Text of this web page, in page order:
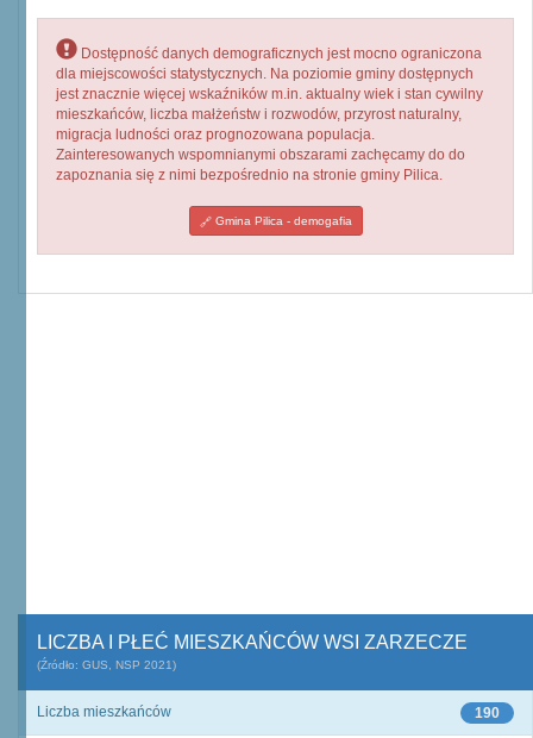
Dostępność danych demograficznych jest mocno ograniczona
dla miejscowości statystycznych. Na poziomie gminy dostępnych
jest znacznie więcej wskaźników m.in. aktualny wiek i stan cywilny
mieszkańców, liczba małżeństw i rozwodów, przyrost naturalny,
migracja ludności oraz prognozowana populacja.
Zainteresowanych wspomnianymi obszarami zachęcamy do do
zapoznania się z nimi bezpośrednio na stronie gminy Pilica.
Gmina Pilica - demogafia
LICZBA I PŁEĆ MIESZKAŃCÓW WSI ZARZECZE
(Źródło: GUS, NSP 2021)
190
Liczba mieszkańców